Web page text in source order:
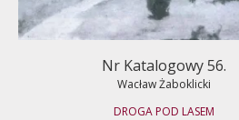
Nr Katalogowy 56.
Wacław Żaboklicki
DROGA POD LASEM